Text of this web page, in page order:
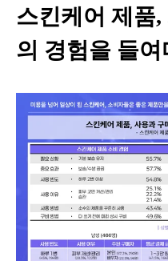
스킨케어 제품
의 경험을 들